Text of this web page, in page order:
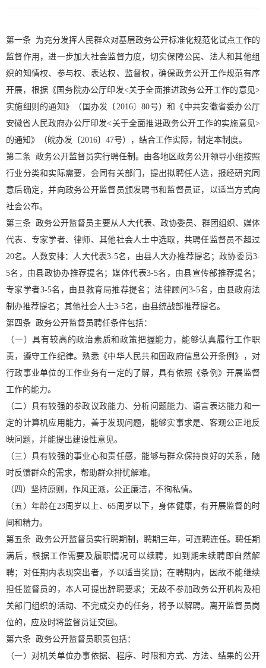
第一条 为充分发挥人民群众对基层政务公开标准化规范化试点工作的
监督作用，进一步加大社会监督力度，切实保障公民、法人和其他组
织的知情权、参与权、表达权、监督权，确保政务公开工作规范有序
开展，根据《国务院办公厅印发<关于全面推进政务公开工作的意见>
实施细则的通知》（国办发〔2016〕80号）和《中共安徽省委办公厅
安徽省人民政府办公厅印发<关于全面推进政务公开工作的实施意见>
的通知》（皖办发〔2016〕47号），结合工作实际，制定本制度。
第二条 政务公开监督员实行聘任制。由各地区政务公开领导小组按照
行业分类和实际需要，会同有关部门，提出拟聘任人选，报经研究同
意后确定，并向政务公开监督员颁发聘书和监督员证，以适当方式向
社会公布。
第三条 政务公开监督员主要从人大代表、政协委员、群团组织、媒体
代表、专家学者、律师、其他社会人士中选取，共聘任监督员不超过
20名。人数安排：人大代表3-5名，由县人大办推荐提名；政协委员3-
5名，由县政协办推荐提名；媒体代表3-5名，由县宣传部推荐提名；
专家学者3-5名，由县教育局推荐提名；法律顾问3-5名，由县政府法
制办推荐提名；其他社会人士3-5名，由县统战部推荐提名。
第四条 政务公开监督员聘任条件包括：
（一）具有较高的政治素质和政策把握能力，能够认真履行工作职
责，遵守工作纪律。熟悉《中华人民共和国政府信息公开条例》，对
行政事业单位的工作业务有一定的了解，具有依照《条例》开展监督
工作的能力。
（二）具有较强的参政议政能力、分析问题能力、语言表达能力和一
定的计算机应用能力，善于发现问题，能够实事求是、客观公正地反
映问题，并能提出建设性意见。
（三）具有较强的事业心和责任感，能够与群众保持良好的关系，随
时反馈群众的需求，帮助群众排忧解难。
（四）坚持原则，作风正派，公正廉洁，不徇私情。
（五）年龄在23周岁以上、65周岁以下，身体健康，有开展监督的时
间和精力。
第五条 政务公开监督员实行聘期制，聘期三年，可连聘连任。聘任期
满后，根据工作需要及履职情况可以续聘，如到期未续聘即自然解
聘；对任期内表现突出者，予以适当奖励；在聘期内，因故不能继续
担任监督员的，本人可提出辞聘要求；无故不参加政务公开机构及相
关部门组织的活动、不完成交办的任务，将予以解聘。离开监督员岗
位的，应及时将监督员证交回。
第六条 政务公开监督员职责包括：
（一）对机关单位办事依据、程序、时限和方式、方法、结果的公开